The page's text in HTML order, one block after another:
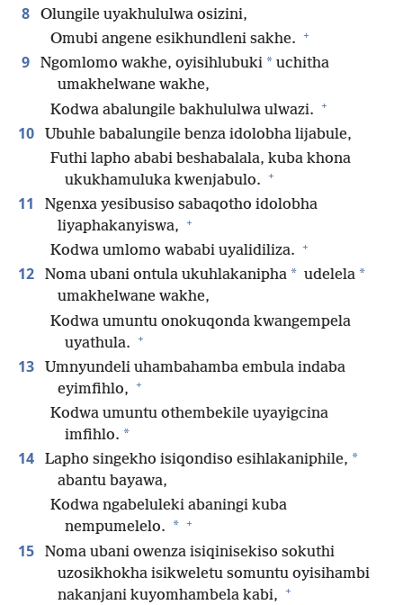
8
Olungile uyakhululwa osizini,
Omubi angene esikhundleni sakhe. +
9 Ngomlomo wakhe, oyisihlubuki * uchitha
umakhelwane wakhe,
Kodwa abalungile bakhululwa ulwazi. +
10
Ubuhle babalungile benza idolobha lijabule,
Futhi lapho ababi beshabalala, kuba khona
ukukhamuluka kwenjabulo. +
11
Ngenxa yesibusiso sabaqotho idolobha
liyaphakanyiswa, +
Kodwa umlomo wababi uyalidiliza. +
12 Noma ubani ontula ukuhlakanipha * udelela *
umakhelwane wakhe,
Kodwa umuntu onokuqonda kwangempela
uyathula. +
13
Umnyundeli uhambahamba embula indaba
eyimfihlo, +
Kodwa umuntu othembekile uyayigcina
imfihlo. *
14 Lapho singekho isiqondiso esihlakaniphile, *
abantu bayawa,
Kodwa ngabeluleki abaningi kuba
nempumelelo. * +
15
Noma ubani owenza isiqinisekiso sokuthi
uzosikhokha isikweletu somuntu oyisihambi
nakanjani kuyomhambela kabi, +